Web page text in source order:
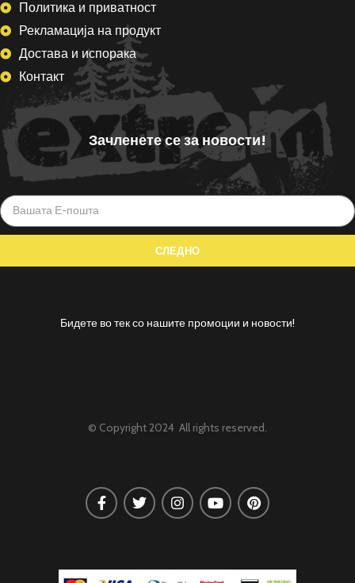
Политика и приватност
Рекламација на продукт
Достава и испорака
Контакт
Зачленете се за новости!
Бидете во тек со нашите промоции и новости!
© Copyright 2024 All rights reserved.